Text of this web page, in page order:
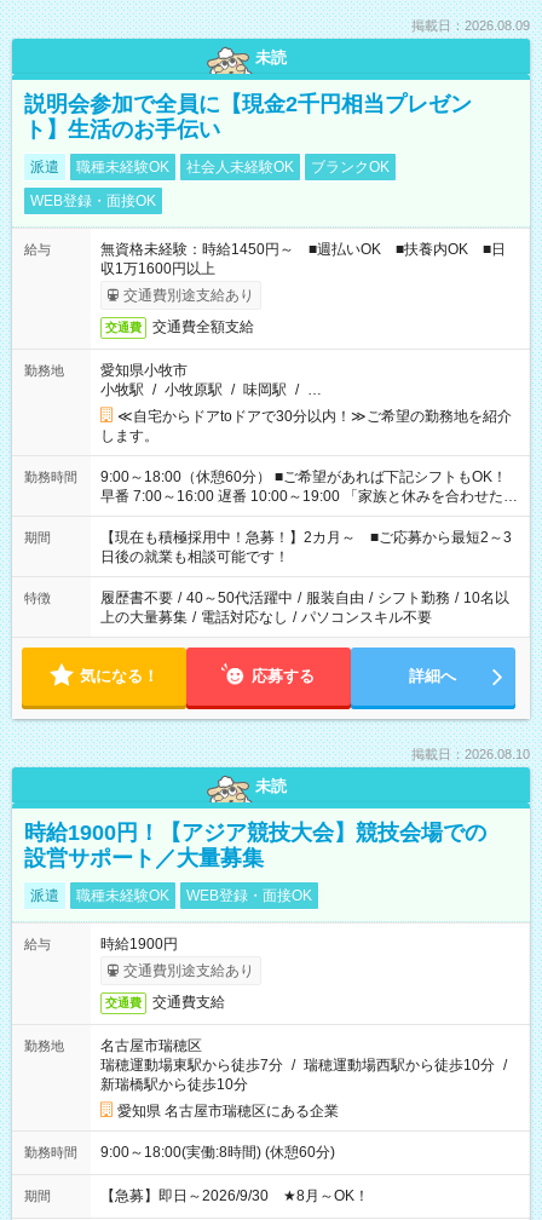
掲載日：2026.08.09
未読
説明会参加で全員に【現金2千円相当プレゼン
ト】生活のお手伝い
派遣 職種未経験OK 社会人未経験OK
ブランクOK
WEB登録・面接OK
給与
無資格未経験：時給1450円～ ■週払いOK ■扶養内OK ■日
収1万1600円以上
交通費別途支給あり
交通費 交通費全額支給
勤務地
愛知県小牧市
小牧駅 / 小牧原駅 / 味岡駅 / …
≪自宅からドアtoドアで30分以内！≫ご希望の勤務地を紹介
します。
勤務時間
9:00～18:00（休憩60分） ■ご希望があれば下記シフトもOK！
早番 7:00～16:00 遅番 10:00～19:00 「家族と休みを合わせた
い」 「余裕を持って夕飯の準備がしたい」 「できれば残業はし
たくない」 など、ご希望を教えてくださいね。 ※Wワーク希望
の方へ 今ご覧のお仕事で希望する勤務時間と、もう1つのお仕事
の勤務時間。 合計で週40時間を超える場合は応募できません。
期間
【現在も積極採用中！急募！】2カ月～ ■ご応募から最短2～3
日後の就業も相談可能です！
特徴 履歴書不要 / 40～50代活躍中 / 服装自由 / シフト勤務 / 10名以
上の大量募集 / 電話対応なし / パソコンスキル不要
気になる！ 応募する 詳細へ
掲載日：2026.08.10
未読
時給1900円！【アジア競技大会】競技会場での
設営サポート／大量募集
派遣 職種未経験OK WEB登録・面接OK
給与
時給1900円
交通費別途支給あり
交通費 交通費支給
勤務地
名古屋市瑞穂区
瑞穂運動場東駅から徒歩7分 / 瑞穂運動場西駅から徒歩10分 /
新瑞橋駅から徒歩10分
愛知県 名古屋市瑞穂区にある企業
勤務時間 9:00～18:00(実働:8時間) (休憩60分)
期間 【急募】即日～2026/9/30 ★8月～OK！